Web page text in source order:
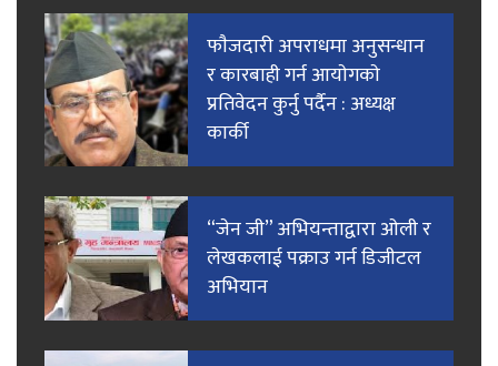
फाैजदारी अपराधमा अनुसन्धान
र कारबाही गर्न आयाेगकाे
प्रतिवेदन कुर्नु पर्दैन : अध्यक्ष
कार्की
“जेन जी” अभियन्ताद्वारा ओली र
लेखकलाई पक्राउ गर्न डिजीटल
अभियान